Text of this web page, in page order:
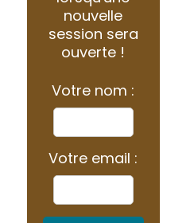
nouvelle
session sera
ouverte !
Votre nom :
Votre email :